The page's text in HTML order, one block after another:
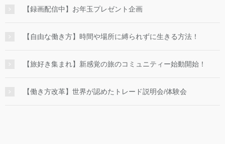
【録画配信中】お年玉プレゼント企画
【自由な働き方】時間や場所に縛られずに生きる方法！
【旅好き集まれ】新感覚の旅のコミュニティー始動開始！
【働き方改革】世界が認めたトレード説明会/体験会